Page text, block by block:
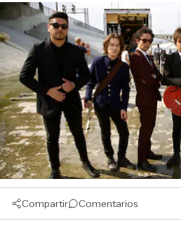
Compartir Comentarios